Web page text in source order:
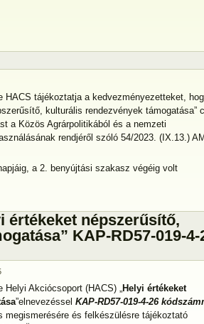
HACS tájékoztatja a kedvezményezetteket,
kulturális rendezvények támogatása”
a Közös Agrárpolitikából és a nemzeti
rendjéről szóló 54/2023. (IX.13.) AM
a 2. benyújtási szakasz végéig volt
értékeket népszerűsítő,
KAP-RD57-019-4-
Helyi Akciócsoport (HACS) „Helyi értékeket
”elnevezéssel KAP-RD57-019-4-26
és felkészülésre tájékoztató